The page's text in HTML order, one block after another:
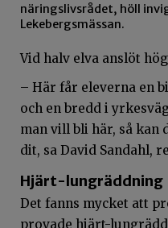
näringslivsrådet, höll
Lekebergsmässan.
Vid halv elva anslöt
– Här får eleverna en
och en bredd i
man vill bli här, så kan
dit, sa David Sandahl,
Hjärt-lungräddning
Det fanns mycket att
provade hjärt-